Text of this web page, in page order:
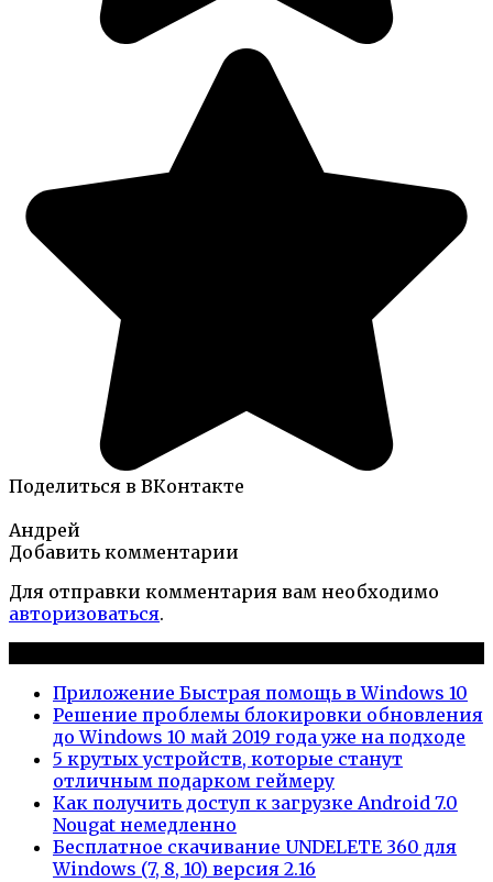
Поделиться в ВКонтакте
Андрей
Добавить комментарии
Для отправки комментария вам необходимо
авторизоваться.
Приложение Быстрая помощь в Windows 10
Решение проблемы блокировки обновления
до Windows 10 май 2019 года уже на подходе
5 крутых устройств, которые станут
отличным подарком геймеру
Как получить доступ к загрузке Android 7.0
Nougat немедленно
Бесплатное скачивание UNDELETE 360 для
Windows (7, 8, 10) версия 2.16